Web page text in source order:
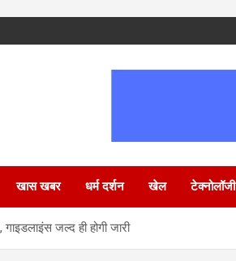
खास खबर धर्म दर्शन खेल टेक्नोलॉजी
जल्द ही होगी जारी